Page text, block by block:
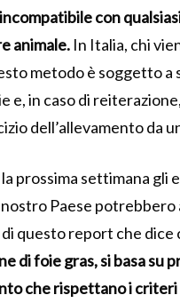
con
animale. In Italia, chi
metodo è soggetto a
e, in caso di
dell’allevamento da
prossima settimana gli
Paese potrebbero
questo report che dice
di foie gras, si basa su
che rispettano i